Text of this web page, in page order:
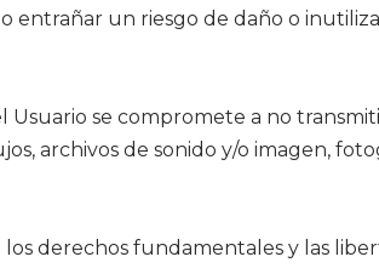
un riesgo de daño o
se compromete a no
archivos de sonido y/o imagen,
derechos fundamentales y las